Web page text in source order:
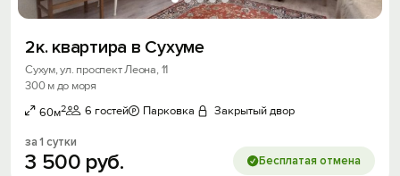
2к. квартира в Сухуме
Сухум, ул. проспект Леона, 11
300 м до моря
60м2 6 гостей Парковка Закрытый двор
за 1 сутки
3 500 руб. Бесплатая отмена